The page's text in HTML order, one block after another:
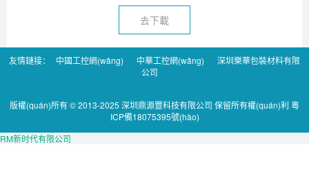
去下載
友情鏈接： 中國工控網(wǎng) 中華工控網(wǎng)
深圳樂華包裝材料有限
公司
版權(quán)所有 © 2013-2025 深圳鼎源豐科技有限公司 保留所有權(quán)利 粵
ICP備18075395號(hào)
RM新时代有限公司